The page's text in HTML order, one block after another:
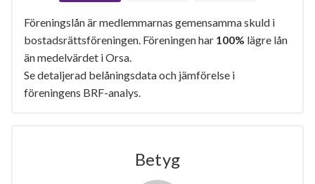
Föreningslån är medlemmarnas gemensamma skuld i
bostadsrättsföreningen. Föreningen har 100% lägre lån
än medelvärdet i Orsa.
Se detaljerad belåningsdata och jämförelse i
föreningens BRF-analys.
Betyg